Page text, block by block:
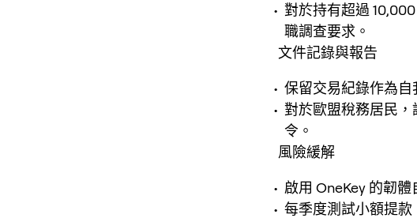
對於持有超過
職調查要求。
文件記錄與報告
保留交易紀錄作為自
對於歐盟稅務居民，
令。
風險緩解
啟用 OneKey 的韌
每季度測試小額提款